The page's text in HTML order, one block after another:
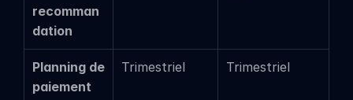
recomman
dation
Planning de
paiement
Trimestriel Trimestriel